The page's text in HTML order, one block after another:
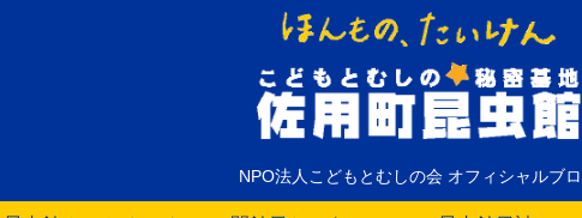
NPO法人こどもとむしの会 オフィシャルブ